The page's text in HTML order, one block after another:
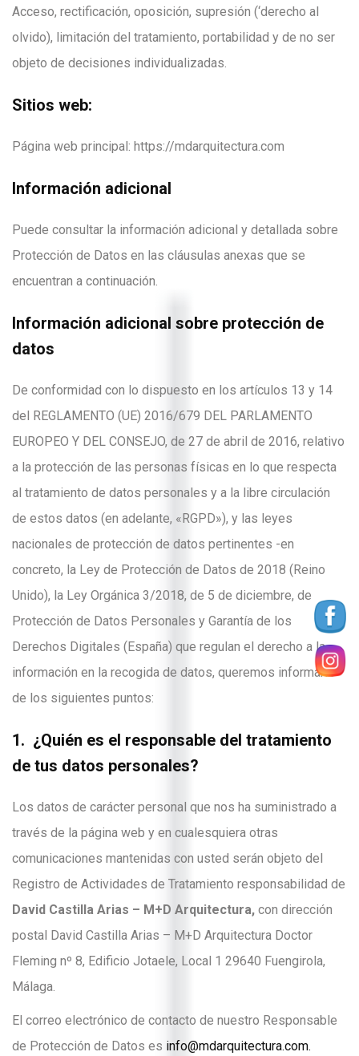
Acceso, rectificación, oposición, supresión (‘derecho al
olvido), limitación del tratamiento, portabilidad y de no ser
objeto de decisiones individualizadas.
Sitios web:
Página web principal: https://mdarquitectura.com
Información adicional
Puede consultar la información adicional y detallada sobre
Protección de Datos en las cláusulas anexas que se
encuentran a continuación.
Información adicional sobre protección de
datos
De conformidad con lo dispuesto en los artículos 13 y 14
del REGLAMENTO (UE) 2016/679 DEL PARLAMENTO
EUROPEO Y DEL CONSEJO, de 27 de abril de 2016, relativo
a la protección de las personas físicas en lo que respecta
al tratamiento de datos personales y a la libre circulación
de estos datos (en adelante, «RGPD»), y las leyes
nacionales de protección de datos pertinentes -en
concreto, la Ley de Protección de Datos de 2018 (Reino
Unido), la Ley Orgánica 3/2018, de 5 de diciembre, de
Protección de Datos Personales y Garantía de los
Derechos Digitales (España) que regulan el derecho a la
información en la recogida de datos, queremos informarle
de los siguientes puntos:
1. ¿Quién es el responsable del tratamiento
de tus datos personales?
Los datos de carácter personal que nos ha suministrado a
través de la página web y en cualesquiera otras
comunicaciones mantenidas con usted serán objeto del
Registro de Actividades de Tratamiento responsabilidad de
David Castilla Arias – M+D Arquitectura, con dirección
postal David Castilla Arias – M+D Arquitectura Doctor
Fleming nº 8, Edificio Jotaele, Local 1 29640 Fuengirola,
Málaga.
El correo electrónico de contacto de nuestro Responsable
de Protección de Datos es info@mdarquitectura.com.